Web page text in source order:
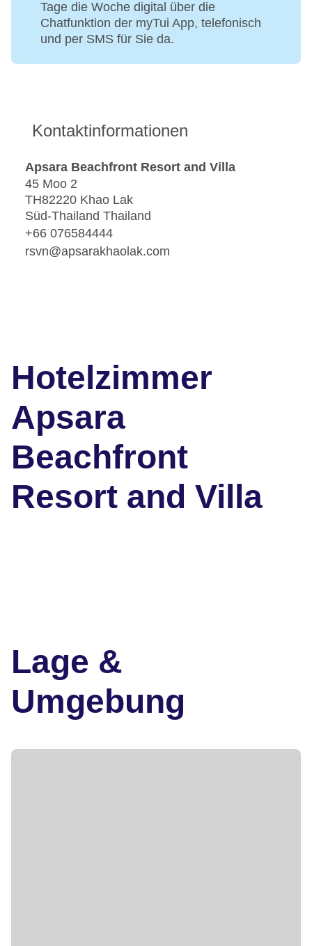
Tage die Woche digital über die
Chatfunktion der myTui App, telefonisch
und per SMS für Sie da.
Kontaktinformationen
Apsara Beachfront Resort and Villa
45 Moo 2
TH82220 Khao Lak
Süd-Thailand Thailand
+66 076584444
rsvn@apsarakhaolak.com
Hotelzimmer
Apsara
Beachfront
Resort and Villa
Lage &
Umgebung